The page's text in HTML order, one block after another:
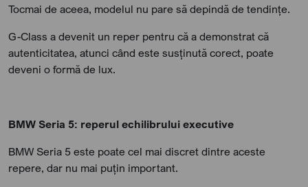
Tocmai de aceea, modelul nu pare să depindă de tendințe.
G-Class a devenit un reper pentru că a demonstrat că
autenticitatea, atunci când este susținută corect, poate
deveni o formă de lux.
BMW Seria 5: reperul echilibrului executive
BMW Seria 5 este poate cel mai discret dintre aceste
repere, dar nu mai puțin important.